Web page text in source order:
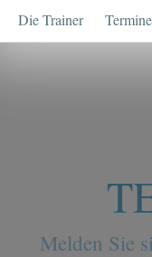
Die Trainer Termine
Melden Sie